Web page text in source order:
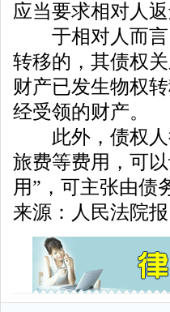
应当要求相对人返
于相对人而言
转移的，其债权
财产已发生物权
经受领的财产。
此外，债权人
旅费等费用，可
用”，可主张由债
来源：人民法院